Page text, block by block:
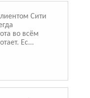
Сити
во всём
Ес...